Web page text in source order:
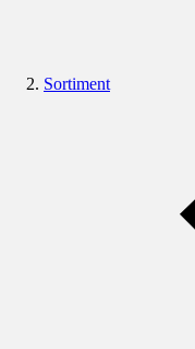
Sortiment